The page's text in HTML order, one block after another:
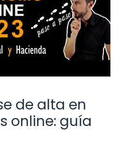
de alta en
online: guía